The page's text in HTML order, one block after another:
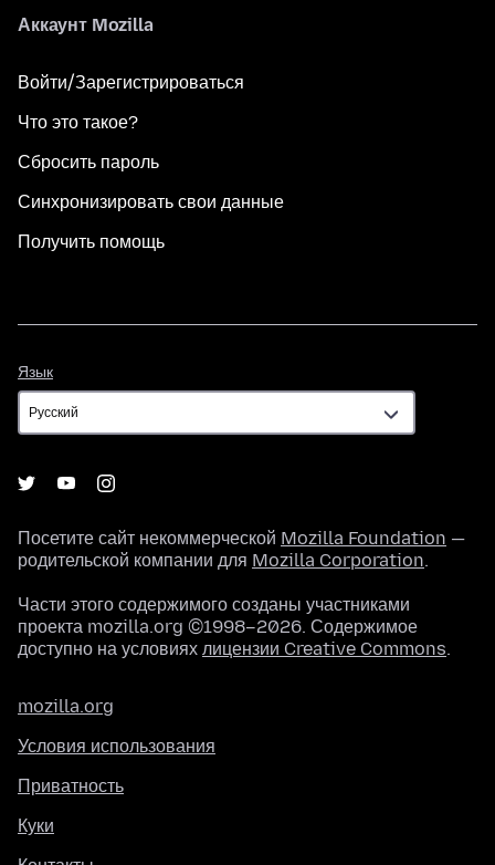
Аккаунт Mozilla
Войти/Зарегистрироваться
Что это такое?
Сбросить пароль
Синхронизировать свои данные
Получить помощь
Язык
Посетите сайт некоммерческой Mozilla Foundation —
родительской компании для Mozilla Corporation.
Части этого содержимого созданы участниками
проекта mozilla.org ©1998–2026. Содержимое
доступно на условиях лицензии Creative Commons.
mozilla.org
Условия использования
Приватность
Куки